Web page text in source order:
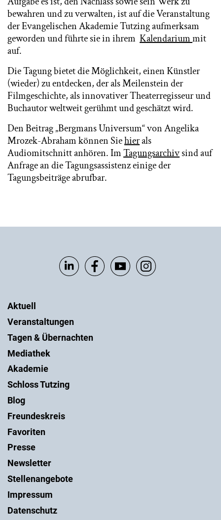
bewahren und zu verwalten, ist auf die Veranstaltung
der Evangelischen Akademie Tutzing aufmerksam
geworden und führte sie in ihrem Kalendariummit
auf.
Die Tagung bietet die Möglichkeit, einen Künstler
(wieder) zu entdecken, der als Meilenstein der
Filmgeschichte, als innovativer Theaterregisseur und
Buchautor weltweit gerühmt und geschätzt wird.
Den Beitrag „Bergmans Universum“ von Angelika
Mrozek-Abraham können Siehierals
Audiomitschnitt anhören. ImTagungsarchivsind auf
Anfrage an die Tagungsassistenz einige der
Tagungsbeiträge abrufbar.
Aktuell
Veranstaltungen
Tagen & Übernachten
Mediathek
Akademie
Schloss Tutzing
Blog
Freundeskreis
Favoriten
Presse
Newsletter
Stellenangebote
Impressum
Datenschutz